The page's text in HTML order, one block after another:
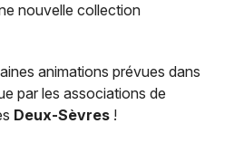
nouvelle collection
animations prévues dans
par les associations de
Deux-Sèvres !